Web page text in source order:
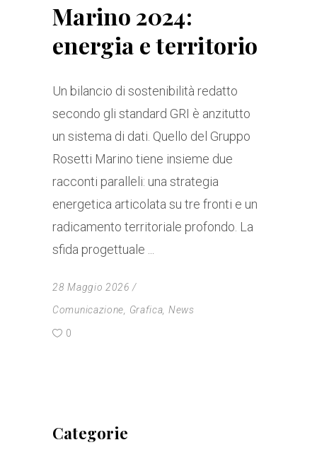
Marino 2024:
energia e territorio
Un bilancio di sostenibilità redatto
secondo gli standard GRI è anzitutto
un sistema di dati. Quello del Gruppo
Rosetti Marino tiene insieme due
racconti paralleli: una strategia
energetica articolata su tre fronti e un
radicamento territoriale profondo. La
sfida progettuale
28 Maggio 2026
Comunicazione
Grafica News
0
Categorie